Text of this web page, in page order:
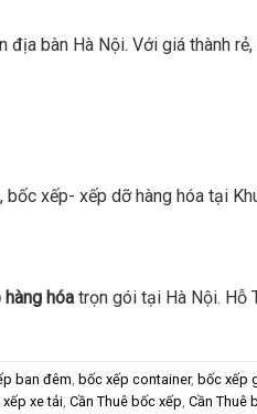
địa bàn Hà Nội. Với giá thành
xếp- xếp dỡ hàng hóa tại
hóa trọn gói tại Hà Nội. Hỗ
ban đêm, bốc xếp container, bốc xếp
xếp xe tải, Cần Thuê bốc xếp, Cần Thuê